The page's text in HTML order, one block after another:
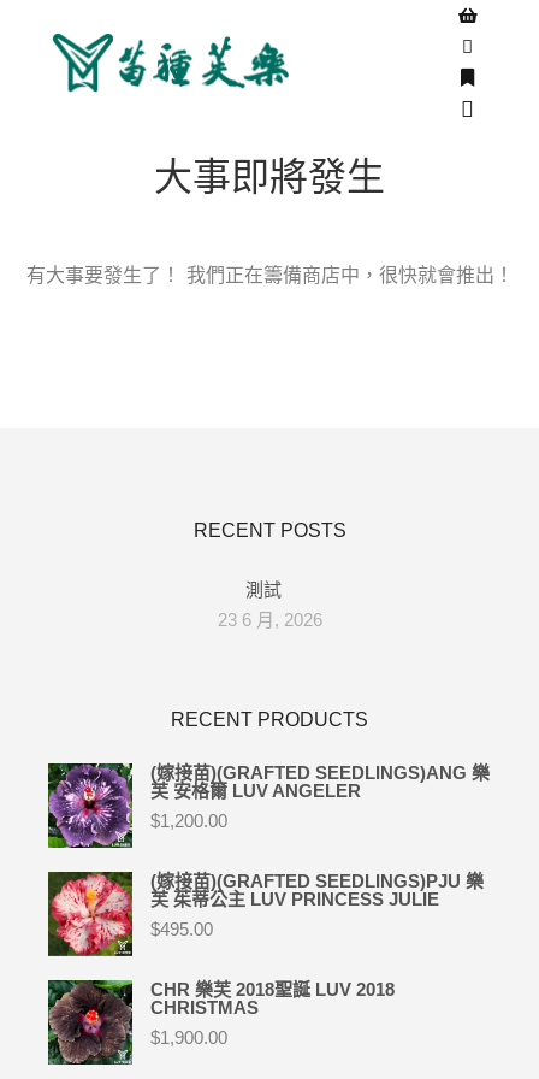
Shop
More
大事即將發生
有大事要發生了！ 我們正在籌備商店中，很快就會推出！
RECENT POSTS
測試
23 6 月, 2026
RECENT PRODUCTS
(嫁接苗)(GRAFTED SEEDLINGS)ANG 樂
芙 安格爾 LUV ANGELER
$1,200.00
(嫁接苗)(GRAFTED SEEDLINGS)PJU 樂
芙 茱蒂公主 LUV PRINCESS JULIE
$495.00
CHR 樂芙 2018聖誕 LUV 2018
CHRISTMAS
$1,900.00